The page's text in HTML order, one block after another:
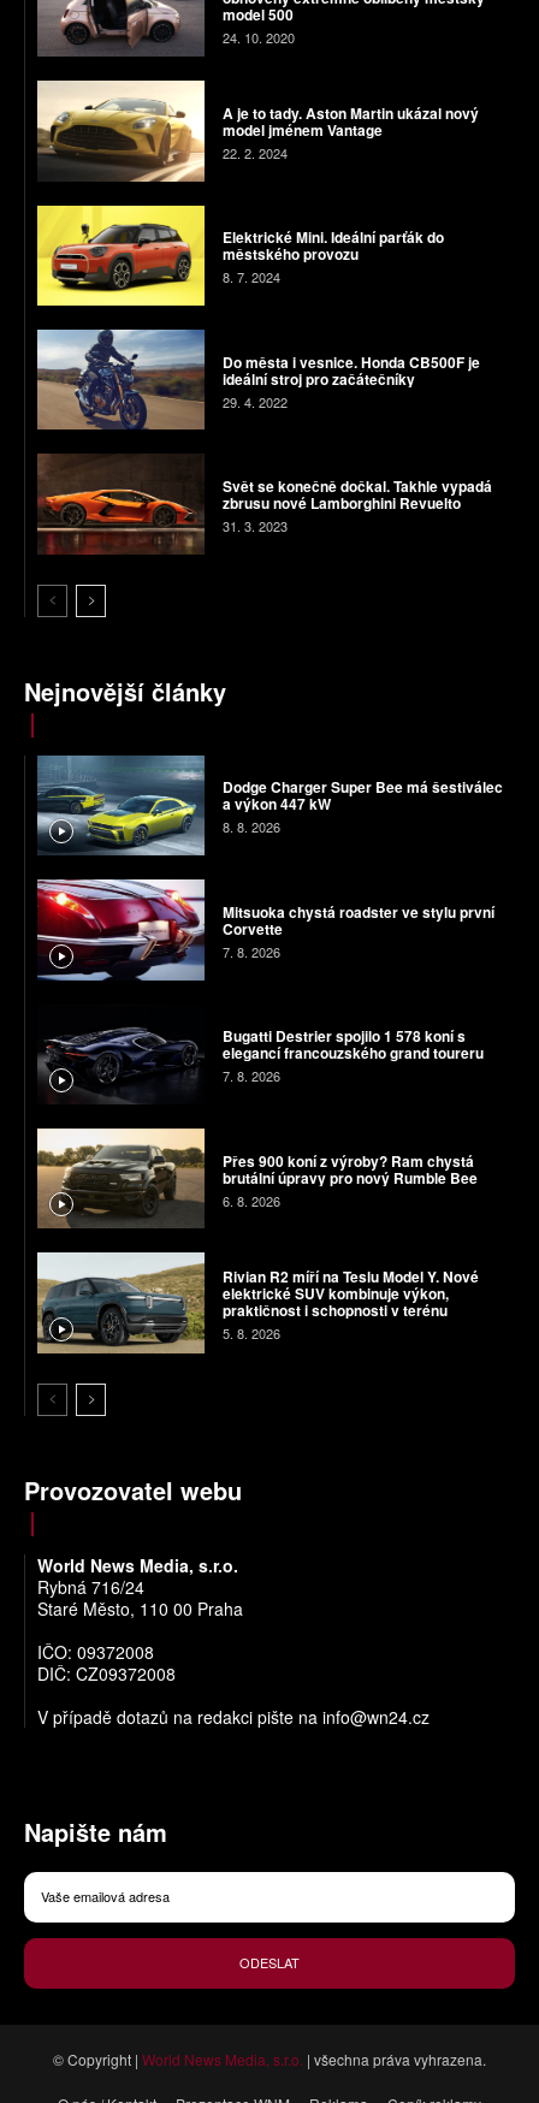
model 500
24. 10. 2020
A je to tady. Aston Martin ukázal nový
model jménem Vantage
22. 2. 2024
Elektrické Mini. Ideální parťák do
městského provozu
8. 7. 2024
Do města i vesnice. Honda CB500F je
ideální stroj pro začátečníky
29. 4. 2022
Svět se konečně dočkal. Takhle vypadá
zbrusu nové Lamborghini Revuelto
31. 3. 2023
Nejnovější články
Dodge Charger Super Bee má šestiválec
a výkon 447 kW
8. 8. 2026
Mitsuoka chystá roadster ve stylu první
Corvette
7. 8. 2026
Bugatti Destrier spojilo 1 578 koní s
elegancí francouzského grand toureru
7. 8. 2026
Přes 900 koní z výroby? Ram chystá
brutální úpravy pro nový Rumble Bee
6. 8. 2026
Rivian R2 míří na Teslu Model Y. Nové
elektrické SUV kombinuje výkon,
praktičnost i schopnosti v terénu
5. 8. 2026
Provozovatel webu
World News Media, s.r.o.
Rybná 716/24
Staré Město, 110 00 Praha
IČO: 09372008
DIČ: CZ09372008
V případě dotazů na redakci pište na info@wn24.cz
Napište nám
ODESLAT
© Copyright | World News Media, s.r.o. | všechna práva vyhrazena.